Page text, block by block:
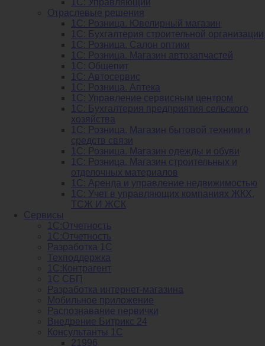
1С: Управляющий
Отраслевые решения
1С: Розница. Ювелирный магазин
1С: Бухгалтерия строительной организации
1С: Розница. Салон оптики
1С: Розница. Магазин автозапчастей
1C: Общепит
1С: Автосервис
1С: Розница. Аптека
1С: Управление сервисным центром
1С: Бухгалтерия предприятия сельского
хозяйства
1С: Розница. Магазин бытовой техники и
средств связи
1С: Розница. Магазин одежды и обуви
1С: Розница. Магазин строительных и
отделочных материалов
1С: Аренда и управление недвижимостью
1C: Учет в управляющих компаниях ЖКХ,
ТСЖ И ЖСК
Сервисы
1С:Отчетность
1С:Отчетность
Разработка 1С
Техподдержка
1С:Контрагент
1С СБП
Разработка интернет-магазина
Мобильное приложение
Распознавание первички
Внедрение Битрикс 24
Консультанты 1С
21996